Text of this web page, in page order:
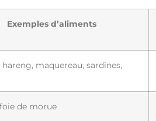
Exemples d’aliments
hareng, maquereau, sardines,
de morue